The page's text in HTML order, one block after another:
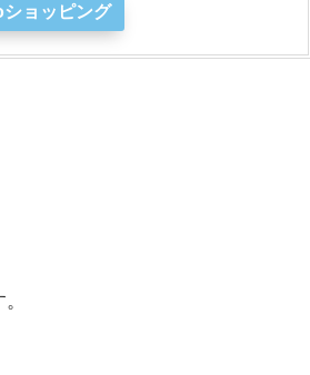
ョッピング